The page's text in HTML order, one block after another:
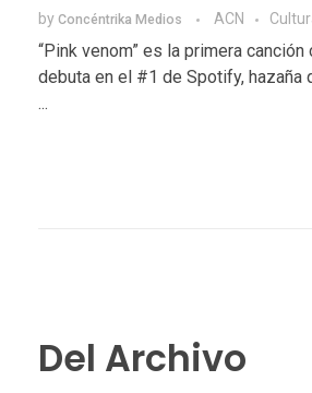
by Concéntrika Medios ACN
“Pink venom” es la primera canción
debuta en el #1 de Spotify, hazaña
...
Del Archivo